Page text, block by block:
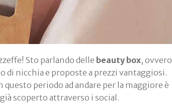
Sto parlando delle beauty box, ovvero
nicchia e proposte a prezzi vantaggiosi.
periodo ad andare per la maggiore è
scoperto attraverso i social.